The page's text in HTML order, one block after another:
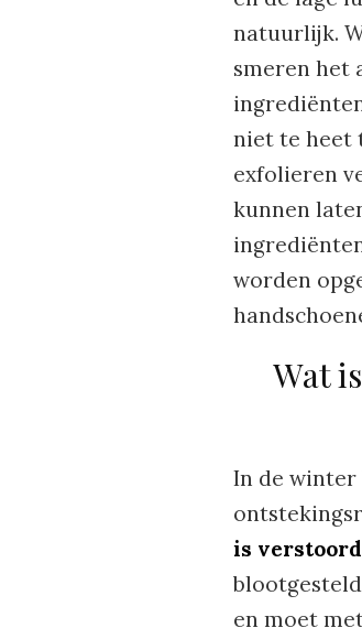
natuurlijk.
smeren het
niet te heet
exfolieren
kunnen
worden
Wat
In de winter
is verstoord
en moet